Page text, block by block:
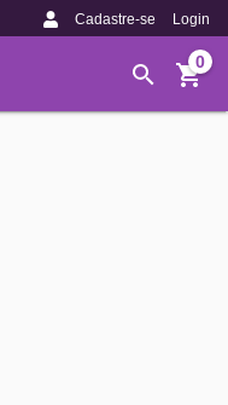
Cadastre-se Login
0